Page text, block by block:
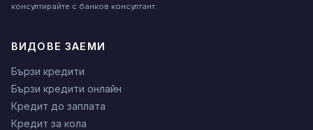
консултирайте с банков консултант.
ВИДОВЕ ЗАЕМИ
Бързи кредити
Бързи кредити онлайн
Кредит до заплата
Кредит за кола